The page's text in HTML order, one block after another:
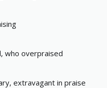
who overpraised
extravagant in praise